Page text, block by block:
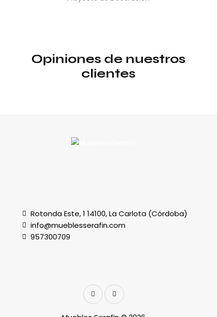
Opiniones de nuestros
clientes
Rotonda Este, 1 14100, La Carlota (Córdoba)
info@mueblesserafin.com
957300709